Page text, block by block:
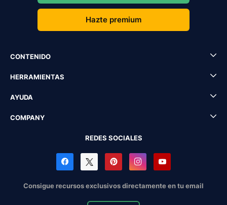
Hazte premium
CONTENIDO
HERRAMIENTAS
AYUDA
COMPANY
REDES SOCIALES
Consigue recursos exclusivos directamente en tu email